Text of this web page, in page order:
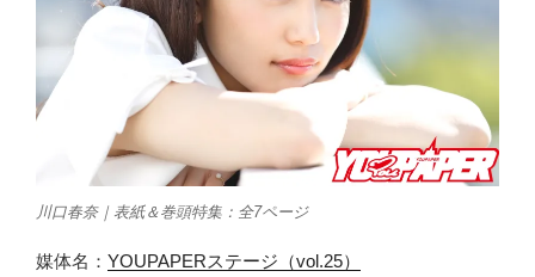
川口春奈｜表紙＆巻頭特集：全7ページ
媒体名： YOUPAPERステージ（vol.25）